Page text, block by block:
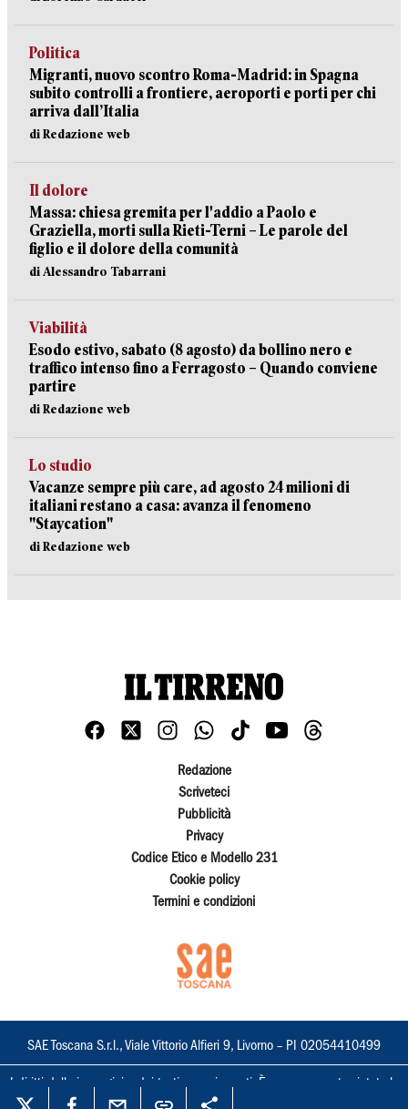
Politica
Migranti, nuovo scontro Roma-Madrid: in Spagna
subito controlli a frontiere, aeroporti e porti per chi
arriva dall’Italia
di Redazione web
Il dolore
Massa: chiesa gremita per l'addio a Paolo e
Graziella, morti sulla Rieti-Terni – Le parole del
figlio e il dolore della comunità
di Alessandro Tabarrani
Viabilità
Esodo estivo, sabato (8 agosto) da bollino nero e
traffico intenso fino a Ferragosto – Quando conviene
partire
di Redazione web
Lo studio
Vacanze sempre più care, ad agosto 24 milioni di
italiani restano a casa: avanza il fenomeno
"Staycation"
di Redazione web
Redazione
Scriveteci
Pubblicità
Privacy
Codice Etico e Modello 231
Cookie policy
Termini e condizioni
SAE Toscana S.r.l., Viale Vittorio Alfieri 9, Livorno – PI 02054410499
I diritti delle immagini e dei testi sono riservati. È espressamente vietata la
loro riproduzione con qualsiasi mezzo e l'adattamento totale o parziale.